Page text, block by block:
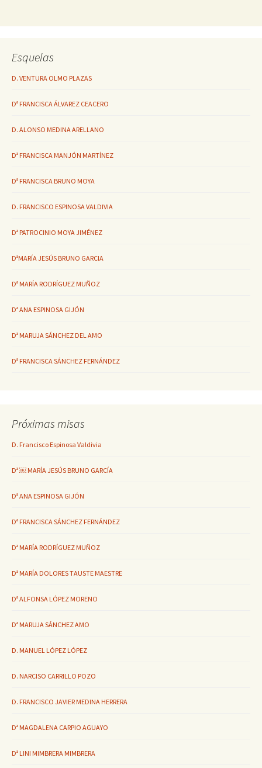
Esquelas
D. VENTURA OLMO PLAZAS
Dª FRANCISCA ÁLVAREZ CEACERO
D. ALONSO MEDINA ARELLANO
Dª FRANCISCA MANJÓN MARTÍNEZ
Dª FRANCISCA BRUNO MOYA
D. FRANCISCO ESPINOSA VALDIVIA
Dª PATROCINIO MOYA JIMÉNEZ
DªMARÍA JESÚS BRUNO GARCIA
Dª MARÍA RODRÍGUEZ MUÑOZ
Dª ANA ESPINOSA GIJÓN
Dª MARUJA SÁNCHEZ DEL AMO
Dª FRANCISCA SÁNCHEZ FERNÁNDEZ
Próximas misas
D. Francisco Espinosa Valdivia
Dª ￼ MARÍA JESÚS BRUNO GARCÍA
Dª ANA ESPINOSA GIJÓN
Dª FRANCISCA SÁNCHEZ FERNÁNDEZ
Dª MARÍA RODRÍGUEZ MUÑOZ
Dª MARÍA DOLORES TAUSTE MAESTRE
Dª ALFONSA LÓPEZ MORENO
Dª MARUJA SÁNCHEZ AMO
D. MANUEL LÓPEZ LÓPEZ
D. NARCISO CARRILLO POZO
D. FRANCISCO JAVIER MEDINA HERRERA
Dª MAGDALENA CARPIO AGUAYO
Dª LINI MIMBRERA MIMBRERA